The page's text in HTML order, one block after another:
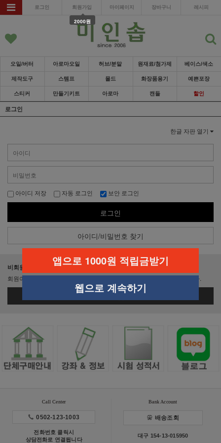
로그인 회원가입
2000원
마이페이지 장바구니 레시피
오일/버터 아로마오일 허브/분말 원재료/첨가제 베이스/색소
제작도구 스템프 몰드 화장품용기 예쁜포장
스티커 만들기키트 아로마 캔들 할인
로그인
한글 자판 열기
아이디 저장 자동 로그인 보안 로그인
로그인
아이디/비밀번호 찾기
비회원이신가요?
회원이 되시면 빠른 신상품 정보와 다양한 할인 혜택을 받으실 수 있습니다.
회원가입
Call Center
0502-123-1003
전화번호 클릭시
상담전화로 연결됩니다
Bank Account
배송조회
대구 154-13-015950
앱으로 1000원 적립금받기
웹으로 계속하기